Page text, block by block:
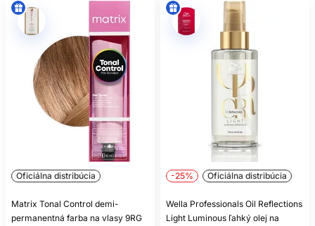
Oficiálna distribúcia
Matrix Tonal Control demi-
permanentná farba na vlasy 9RG
-25% Oficiálna distribúcia
Wella Professionals Oil Reflections
Light Luminous ľahký olej na